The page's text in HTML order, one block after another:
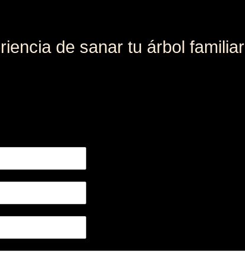
de sanar tu árbol familiar